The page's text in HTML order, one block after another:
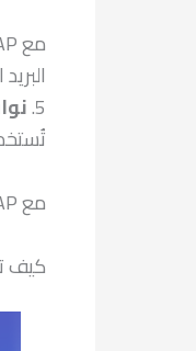
5.
مع POPUPSNAP: أنشئ نوافذ إعلانية بتصاميم واضحة، موجزة، واحترافية تضمن وصول رسالتك بفعالية إلى جمهورك المستهدف دون أي إزعاج.
كيف